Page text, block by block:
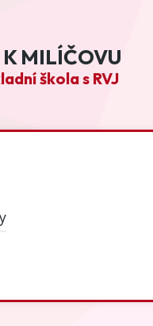
K MILÍČOVU
škola s RVJ